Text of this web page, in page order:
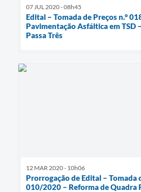
07 JUL 2020 - 08h45
Edital – Tomada de Preços n.°
Pavimentação Asfáltica em TSD
Passa Três
12 MAR 2020 - 10h06
Prorrogação de Edital – Tomada
010/2020 – Reforma de Quadra